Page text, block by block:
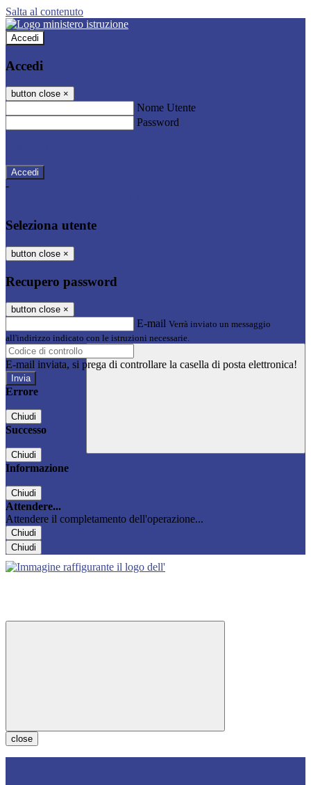
Salta al contenuto
Accedi
Accedi
button close ×
Nome Utente
Password
-
Seleziona utente
button close ×
Recupero password
button close ×
E-mail Verrà inviato un messaggio
all'indirizzo indicato con le istruzioni necessarie.
E-mail inviata, si prega di controllare la casella di posta elettronica!
Errore
Chiudi
Successo
Chiudi
Informazione
Chiudi
Attendere...
Attendere il completamento dell'operazione...
Chiudi
Chiudi
close